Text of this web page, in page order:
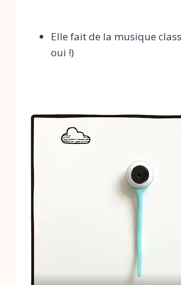
Elle fait de la musique
oui !)